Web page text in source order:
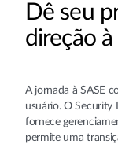
Dê seu
direção à
A jornada à SASE
usuário. O Security
fornece
permite uma